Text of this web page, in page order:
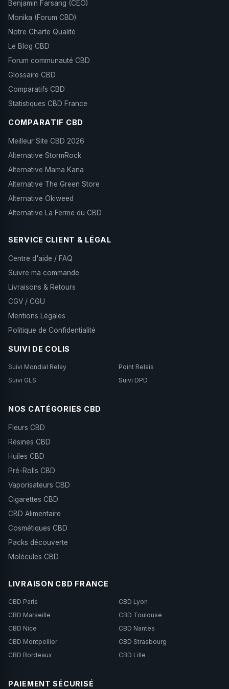
Benjamin Farsang (CEO)
Monika (Forum CBD)
Notre Charte Qualité
Le Blog CBD
Forum communauté CBD
Glossaire CBD
Comparatifs CBD
Statistiques CBD France
COMPARATIF CBD
Meilleur Site CBD 2026
Alternative StormRock
Alternative Mama Kana
Alternative The Green Store
Alternative Okiweed
Alternative La Ferme du CBD
SERVICE CLIENT & LÉGAL
Centre d'aide / FAQ
Suivre ma commande
Livraisons & Retours
CGV / CGU
Mentions Légales
Politique de Confidentialité
SUIVI DE COLIS
Suivi Mondial Relay
Point Relais
Suivi GLS
Suivi DPD
NOS CATÉGORIES CBD
Fleurs CBD
Résines CBD
Huiles CBD
Pré-Rolls CBD
Vaporisateurs CBD
Cigarettes CBD
CBD Alimentaire
Cosmétiques CBD
Packs découverte
Molécules CBD
LIVRAISON CBD FRANCE
CBD Paris
CBD Lyon
CBD Marseille
CBD Toulouse
CBD Nice
CBD Nantes
CBD Montpellier
CBD Strasbourg
CBD Bordeaux
CBD Lille
PAIEMENT SÉCURISÉ